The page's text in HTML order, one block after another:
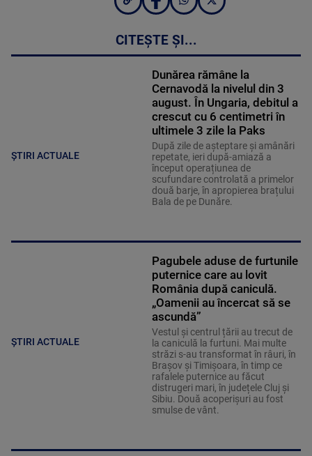
CITEȘTE ȘI...
ȘTIRI ACTUALE
Dunărea rămâne la
Cernavodă la nivelul din 3
august. În Ungaria, debitul a
crescut cu 6 centimetri în
ultimele 3 zile la Paks
După zile de așteptare și amânări
repetate, ieri după-amiază a
început operațiunea de
scufundare controlată a primelor
două barje, în apropierea brațului
Bala de pe Dunăre.
ȘTIRI ACTUALE
Pagubele aduse de furtunile
puternice care au lovit
România după caniculă.
„Oamenii au încercat să se
ascundă”
Vestul și centrul țării au trecut de
la caniculă la furtuni. Mai multe
străzi s-au transformat în râuri, în
Brașov și Timișoara, în timp ce
rafalele puternice au făcut
distrugeri mari, în județele Cluj și
Sibiu. Două acoperișuri au fost
smulse de vânt.